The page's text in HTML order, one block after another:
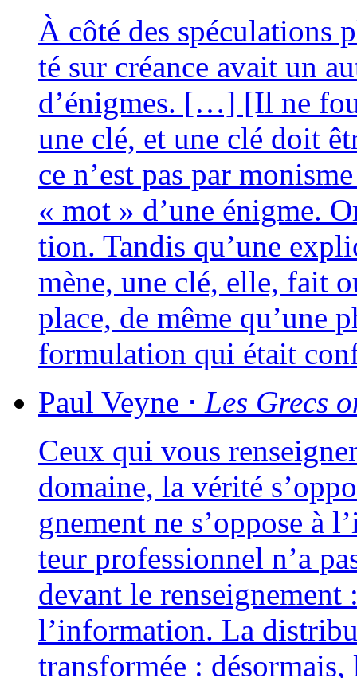
À côté des spé­cu­la­tions
té sur créance avait un
d’énigmes. […] [Il ne
une clé, et une clé doit
ce n’est pas par
« mot » d’une énigme.
tion. Tandis qu’une
mène, une clé, elle, fait
place, de même qu’une
for­mu­la­tion qui était
Paul Veyne ⋅ Les Grecs
Ceux qui vous
domaine, la véri­té
gne­ment ne s’oppose à
teur pro­fes­sion­nel n’a
devant le
l’information. La
trans­for­mée : désor­mais,